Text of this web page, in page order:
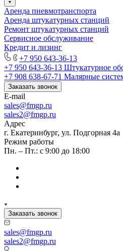
Аренда пневмотранспорта
Аренда штукатурных станций
Ремонт штукатурных станций
Сервисное обслуживание
Кредит и лизинг
+7 950 643-36-13
+7 950 643-36-13 Штукатурное
+7 908 638-67-71 Малярные
Заказать звонок
E-mail
sales@fmgp.ru
sales2@fmgp.ru
Адрес
г. Екатеринбург, ул. Подгорная 4а
Режим работы
Пн. – Пт.: с 9:00 до 18:00
Заказать звонок
sales@fmgp.ru
sales2@fmgp.ru